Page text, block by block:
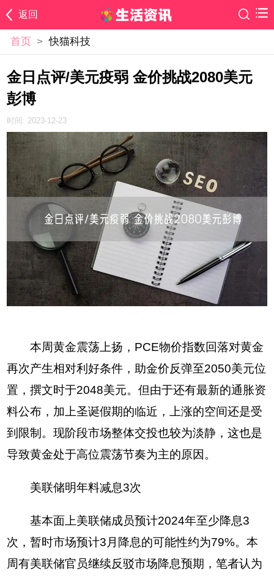
返回
首页 > 快猫科技
金日点评/美元疫弱 金价挑战2080美元
彭博
时间: 2023-12-23
本周黄金震荡上扬，PCE物价指数回落对黄金
再次产生相对利好条件，助金价反弹至2050美元位
置，撰文时于2048美元。但由于还有最新的通胀资
料公布，加上圣诞假期的临近，上涨的空间还是受
到限制。现阶段市场整体交投也较为淡静，这也是
导致黄金处于高位震荡节奏为主的原因。
美联储明年料减息3次
基本面上美联储成员预计2024年至少降息3
次，暂时市场预计3月降息的可能性约为79%。本
周有美联储官员继续反驳市场降息预期，笔者认为